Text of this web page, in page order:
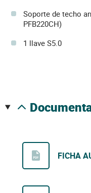
Soporte de techo
PFB220CH)
1 llave S5.0
FICHA